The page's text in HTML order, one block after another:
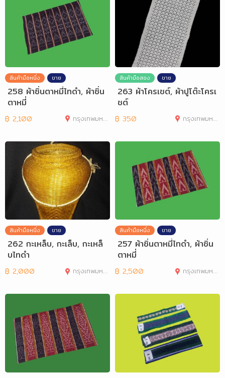
สินค้ามือหนึ่ง ขาย
258 ผ้าซิ่นตาหมี่ไทดำ, ผ้าซิ่น
ตาหมี่
฿ 2,100 กรุงเทพมหานคร
สินค้ามือสอง ขาย
263 ผ้าโครเชต์, ผ้าปูโต๊ะโครเ
ชต์
฿ 350 กรุงเทพมหานคร
สินค้ามือหนึ่ง ขาย
262 กะเหล็บ, กะเล็บ, กะเหล็
บไทดำ
฿ 2,000 กรุงเทพมหานคร
สินค้ามือหนึ่ง ขาย
257 ผ้าซิ่นตาหมี่ไทดำ, ผ้าซิ่น
ตาหมี่
฿ 2,500 กรุงเทพมหานคร